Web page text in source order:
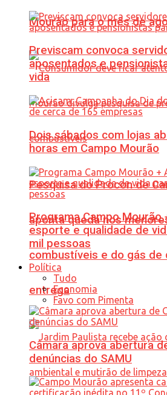
Mourão para o mês de
Pesquisa do Procon de
aponta queda nos
combustíveis e do gás de
entrega
Previscam convoca
aposentados e
vida
Dois sábados com lojas
horas em Campo Mourão
Programa Campo Mourão
esporte e qualidade de
mil pessoas
Política
Tudo
Economia
Favo com Pimenta
Câmara aprova abertura
denúncias do SAMU